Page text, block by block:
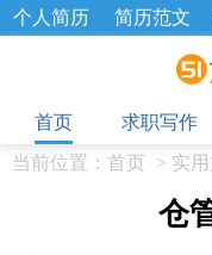
个人简历 简历范文
招聘选拔
工作总结
首页
求职写作
当前位置： 首页 > 实
仓